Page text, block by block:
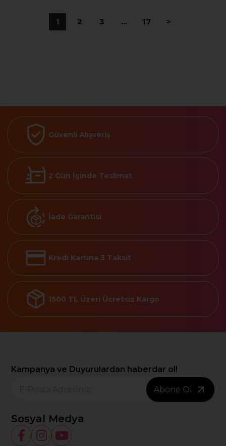
1 2 3 ... 17 >
Güvenli Alışveriş
2 Gün İçinde Teslimat
İade Garantisi
Kredi Kartına 3 Taksit
1500 TL Üzeri Ücretsiz Kargo
Kampanya ve Duyurulardan haberdar ol!
Abone Ol
Sosyal Medya